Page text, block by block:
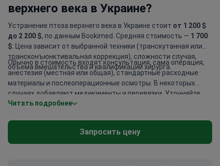
верхнего века в Украине?
Устранение птоза верхнего века в Украине стоит от 1 200 $
до 2 200 $, по данным Bookimed. Средняя стоимость — 1 700
$ . Цена зависит от выбранной техники (транскутанная или
трансконъюнктивальная коррекция), сложности случая,
объёма вмешательства и квалификации хирурга.
Обычно в стоимость входят консультация, сама операция,
анестезия (местная или общая), стандартные расходные
материалы и послеоперационные осмотры. В некоторых
случаях добавляют медикаменты и перевязки. Уточняйте,
покрывает ли цена дополнительные анализы и пребывание в
Читать подробнее
Запросить цену